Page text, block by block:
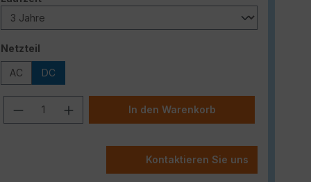
Netzteil
AC DC
Produkt Anzahl: Gib den
In den Warenkorb
Kontaktieren Sie uns